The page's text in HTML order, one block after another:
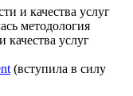
и качества услуг
методология
качества услуг
(вступила в силу